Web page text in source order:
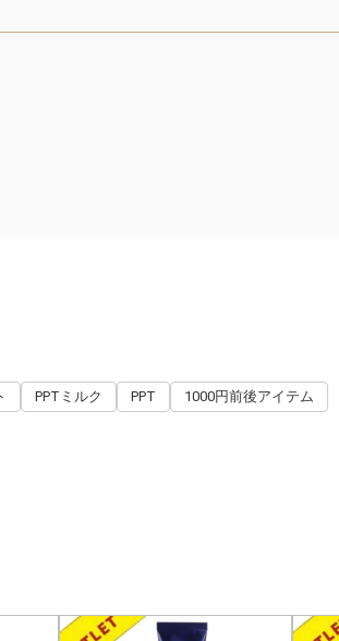
PPTミルク PPT 1000円前後アイテム